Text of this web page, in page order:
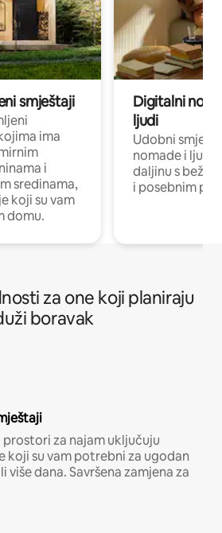
smještaji
ima
i
sredinama,
koji su vam
domu.
Digitalni
ljudi
Udobni
nomade i ljude
daljinu s
i posebnim
za one koji planiraju
boravak
za najam uključuju
koji su vam potrebni za ugodan
više dana. Savršena zamjena za